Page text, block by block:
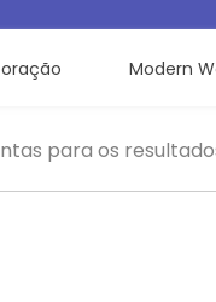
Modern
para os